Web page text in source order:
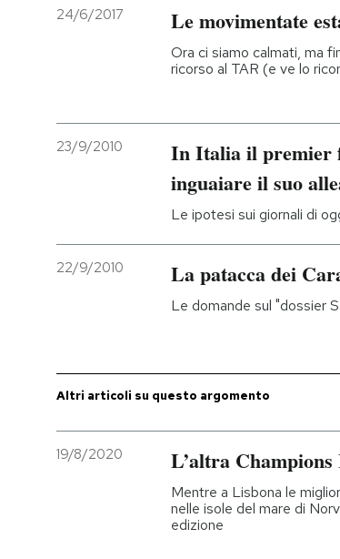
Economia
Entra
24/6/2017 Le movimentate
Ora ci siamo calmati, ma
ricorso al TAR (e ve lo
23/9/2010
In Italia il premier
inguaiare il suo
Le ipotesi sui giornali di
22/9/2010 La patacca dei
Le domande sul "dossier
Altri articoli su questo argomento
19/8/2020 L’altra Champions
Mentre a Lisbona le
nelle isole del mare di
edizione